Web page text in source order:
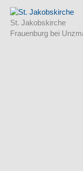
St. Jakobskirche
Frauenburg bei